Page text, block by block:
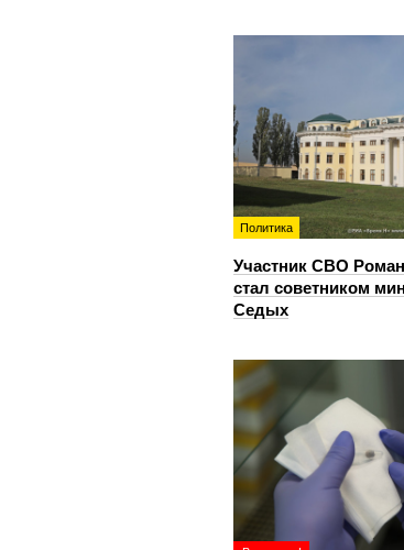
Политика
Участник СВО
стал советником
Седых